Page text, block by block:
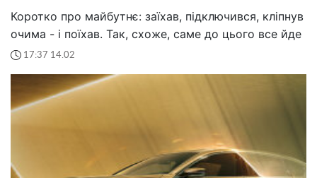
Коротко про майбутнє: заїхав, підключився, кліпнув
очима - і поїхав. Так, схоже, саме до цього все йде
17:37 14.02